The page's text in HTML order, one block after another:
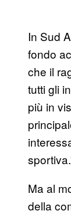
In Sud
fondo
che il
tutti gli
più in
Ma al
della